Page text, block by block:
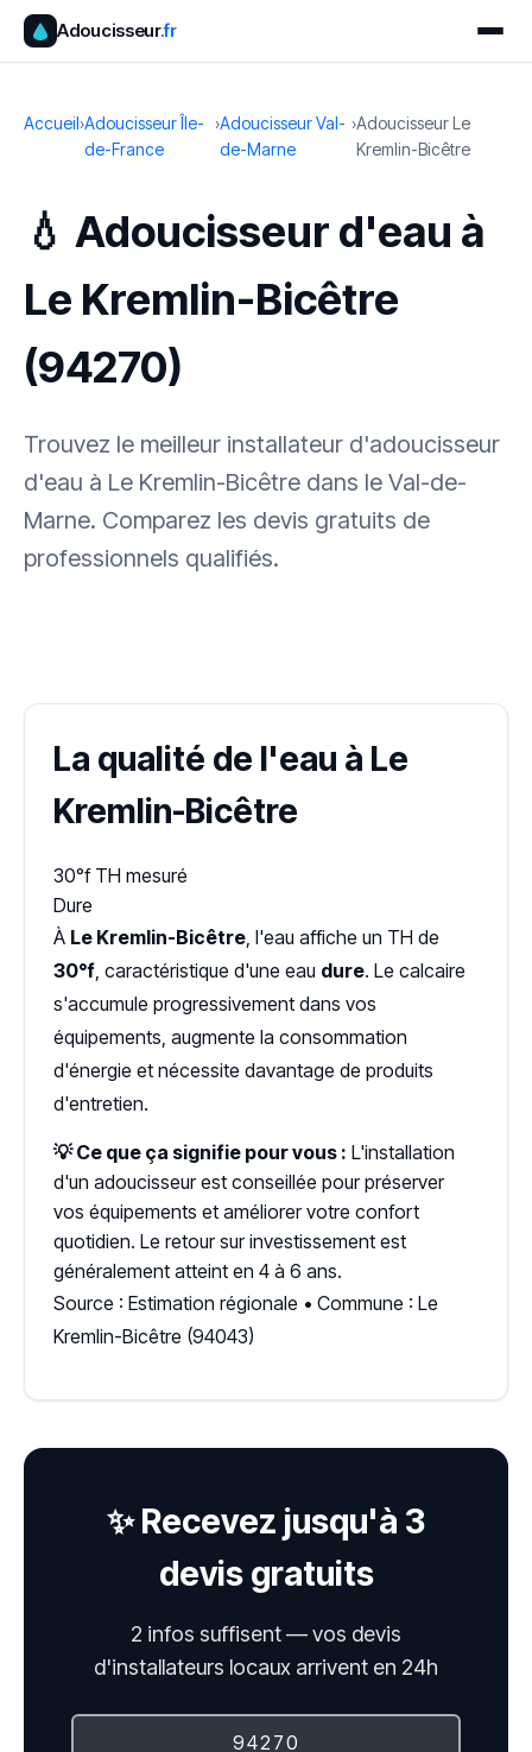
Adoucisseur.fr
Accueil›Adoucisseur Île-
de-France
›Adoucisseur Val-
de-Marne
›Adoucisseur Le
Kremlin-Bicêtre
💧 Adoucisseur d'eau à
Le Kremlin-Bicêtre
(94270)
Trouvez le meilleur installateur d'adoucisseur
d'eau à Le Kremlin-Bicêtre dans le Val-de-
Marne. Comparez les devis gratuits de
professionnels qualifiés.
La qualité de l'eau à Le
Kremlin-Bicêtre
30°f TH mesuré
Dure
À Le Kremlin-Bicêtre, l'eau affiche un TH de
30°f, caractéristique d'une eau dure. Le calcaire
s'accumule progressivement dans vos
équipements, augmente la consommation
d'énergie et nécessite davantage de produits
d'entretien.
💡 Ce que ça signifie pour vous : L'installation
d'un adoucisseur est conseillée pour préserver
vos équipements et améliorer votre confort
quotidien. Le retour sur investissement est
généralement atteint en 4 à 6 ans.
Source : Estimation régionale • Commune : Le
Kremlin-Bicêtre (94043)
✨ Recevez jusqu'à 3
devis gratuits
2 infos suffisent — vos devis
d'installateurs locaux arrivent en 24h